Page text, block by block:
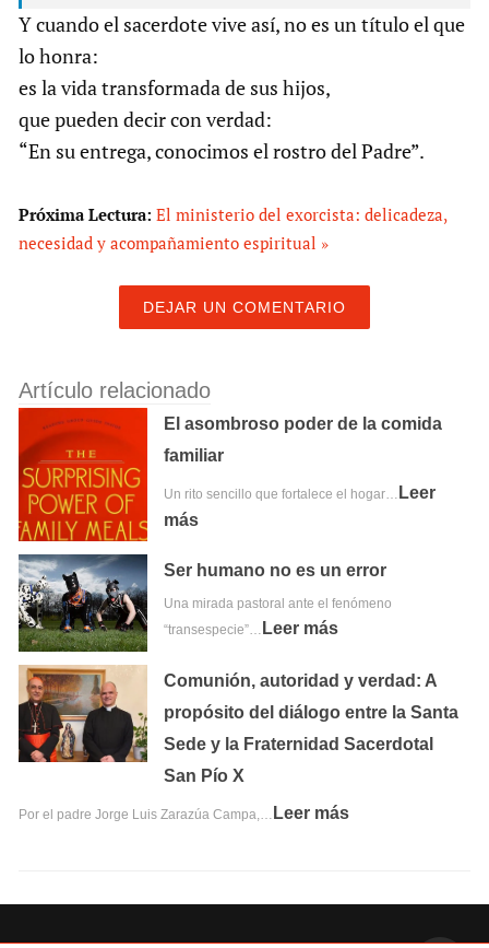
Y cuando el sacerdote vive así, no es un título el que
lo honra:
es la vida transformada de sus hijos,
que pueden decir con verdad:
“En su entrega, conocimos el rostro del Padre”.
Próxima Lectura: El ministerio del exorcista: delicadeza,
necesidad y acompañamiento espiritual »
DEJAR UN COMENTARIO
Artículo relacionado
El asombroso poder de la comida
familiar
Un rito sencillo que fortalece el hogar… Leer
más
Ser humano no es un error
Una mirada pastoral ante el fenómeno
“transespecie”… Leer más
Comunión, autoridad y verdad: A
propósito del diálogo entre la Santa
Sede y la Fraternidad Sacerdotal
San Pío X
Por el padre Jorge Luis Zarazúa Campa,… Leer más